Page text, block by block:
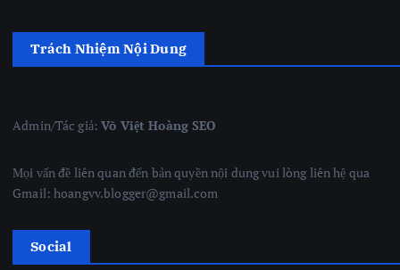
Trách Nhiệm Nội Dung
Admin/Tác giả:Võ Việt Hoàng SEO
Mọi vấn đề liên quan đến bản quyền nội dung vui lòng liên hệ qua
Gmail: hoangvv.blogger@gmail.com
Social